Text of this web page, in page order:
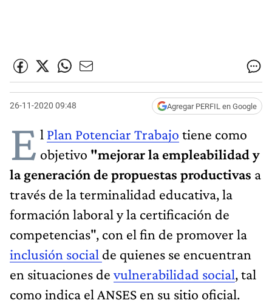
26-11-2020 09:48 Agregar PERFIL en Google
E l Plan Potenciar Trabajo tiene como
objetivo "mejorar la empleabilidad y
la generación de propuestas productivas a
través de la terminalidad educativa, la
formación laboral y la certificación de
competencias", con el fin de promover la
inclusión social de quienes se encuentran
en situaciones de vulnerabilidad social, tal
como indica el ANSES en su sitio oficial.